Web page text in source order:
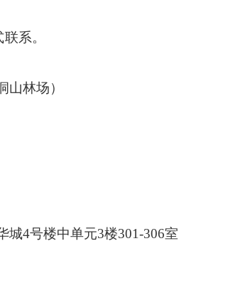
系。
山林场）
城4号楼中单元3楼301-306室